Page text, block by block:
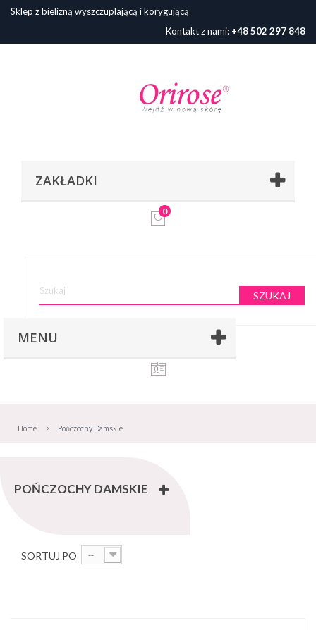
Sklep z bielizną wyszczuplającą i korygującą
Kontakt z nami: +48 502 297 848
ZAKŁADKI
0
SZUKAJ
MENU
Home > Pończochy Damskie
POŃCZOCHY DAMSKIE
SORTUJ PO --